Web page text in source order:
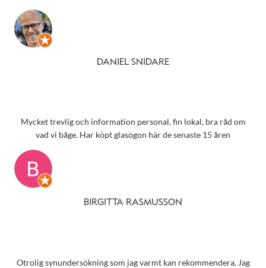
DANIEL SNIDARE
Mycket trevlig och information personal, fin lokal, bra råd om
vad vi båge. Har köpt glasögon här de senaste 15 åren
BIRGITTA RASMUSSON
Otrolig synundersökning som jag varmt kan rekommendera. Jag